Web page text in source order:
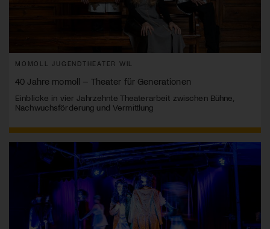
MOMOLL JUGENDTHEATER WIL
40 Jahre momoll – Theater für Generationen
Einblicke in vier Jahrzehnte Theaterarbeit zwischen Bühne,
Nachwuchsförderung und Vermittlung